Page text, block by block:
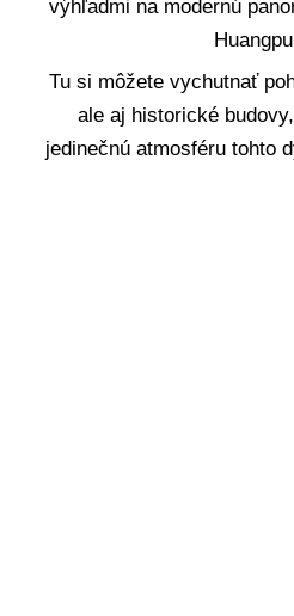
výhľadmi na modernú
Tu si môžete vychutnať
ale aj historické
jedinečnú atmosféru tohto